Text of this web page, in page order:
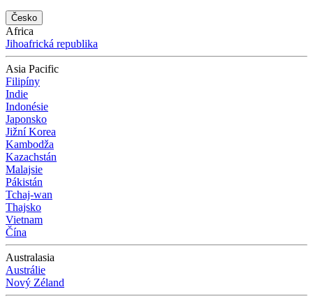
Česko
Africa
Jihoafrická republika
Asia Pacific
Filipíny
Indie
Indonésie
Japonsko
Jižní Korea
Kambodža
Kazachstán
Malajsie
Pákistán
Tchaj-wan
Thajsko
Vietnam
Čína
Australasia
Austrálie
Nový Zéland